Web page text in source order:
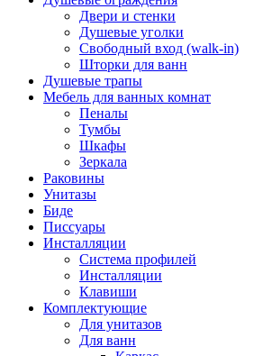
Двери и стенки
Душевые уголки
Свободный вход (walk-in)
Шторки для ванн
Душевые трапы
Мебель для ванных комнат
Пеналы
Тумбы
Шкафы
Зеркала
Раковины
Унитазы
Биде
Писсуары
Инсталляции
Система профилей
Инсталляции
Клавиши
Комплектующие
Для унитазов
Для ванн